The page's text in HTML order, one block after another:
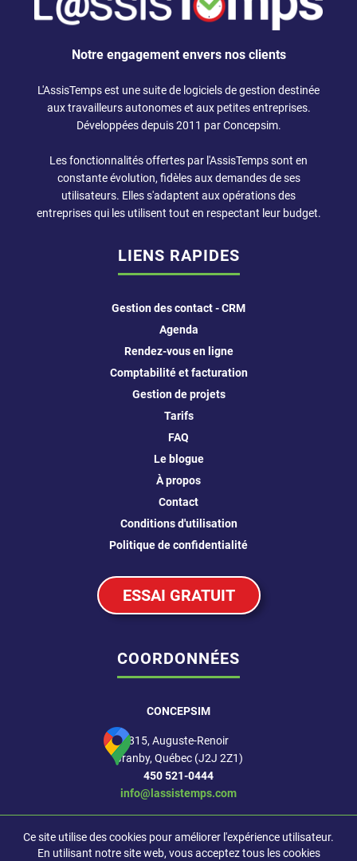
Notre engagement envers nos clients
L'AssisTemps est une suite de logiciels de gestion destinée
auxtravailleurs autonomeset aux petites entreprises.
Développées depuis 2011 par Concepsim.
Les fonctionnalités offertes par l'AssisTemps sont en
constante évolution, fidèles aux demandes de ses
utilisateurs. Elles s'adaptent aux opérations des
entreprises qui les utilisent tout en respectant leur budget.
LIENS RAPIDES
Gestion des contact - CRM
Agenda
Rendez-vous en ligne
Comptabilité et facturation
Gestion de projets
Tarifs
FAQ
Le blogue
À propos
Contact
Conditions d'utilisation
Politique de confidentialité
ESSAI GRATUIT
COORDONNÉES
CONCEPSIM
815, Auguste-Renoir
Granby, Québec (J2J 2Z1)
450 521-0444
info@lassistemps.com
Ce site utilise des cookies pour améliorer l'expérience utilisateur.
En utilisant notre site web, vous acceptez tous les cookies